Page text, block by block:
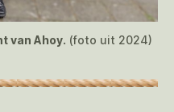
van Ahoy. (foto uit 2024)